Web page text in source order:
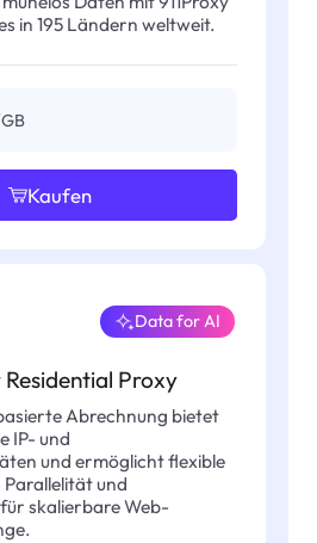
in 195 Ländern weltweit.
Kaufen
Proxy
Data for AI
Abrechnung bietet
IP- und
und ermöglicht flexible
und
skalierbare Web-